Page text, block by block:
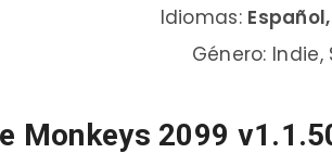
Idiomas: Español,
Género:
Monkeys 2099